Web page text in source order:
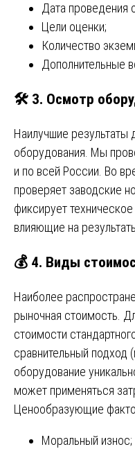
Дата проведения
Цели оценки;
Количество
Дополнительные
🛠️ 3. Осмотр
Наилучшие
оборудования. Мы
и по всей России. Во
проверяет заводские
фиксирует
влияющие на
💰 4. Виды
Наиболее
рыночная стоимость.
стоимости
сравнительный подход
оборудование
может применяться
Ценообразующие
Моральный износ;